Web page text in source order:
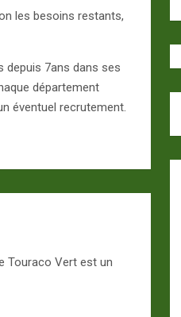
les besoins restants,
depuis 7ans dans ses
département
éventuel recrutement.
Touraco Vert est un